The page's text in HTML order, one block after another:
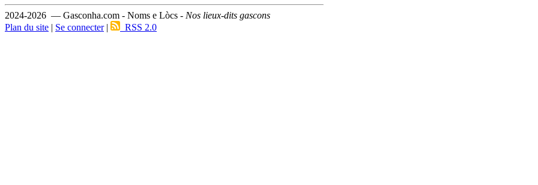
2024-2026 — Gasconha.com - Noms e Lòcs - Nos lieux-dits gascons
Plan du site | Se connecter| RSS 2.0